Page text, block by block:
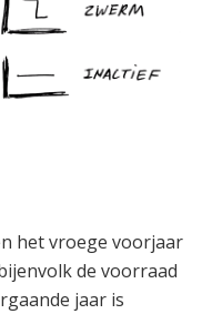
het vroege voorjaar
de voorraad
jaar is